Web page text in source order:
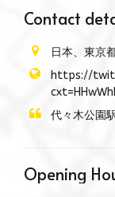
Contact
日本、東京
https://
代々木公園
Opening